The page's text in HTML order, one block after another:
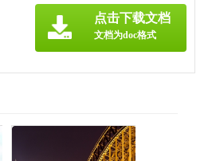
点击下载文档
文档为doc格式